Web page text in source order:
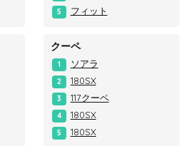
5 フィット
クーペ
1 ソアラ
2 180SX
3 117クーペ
4 180SX
5 180SX